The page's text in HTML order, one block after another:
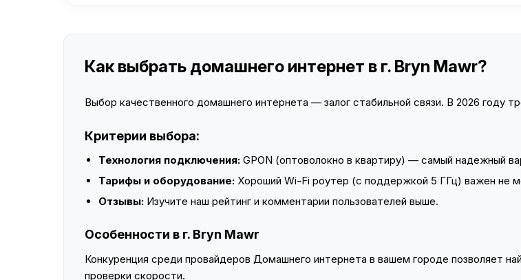
Как выбрать домашнего интернет в г. Bryn Mawr?
Выбор качественного домашнего интернета — залог стабильной связи. В 2026 году
Критерии выбора:
Технология подключения: GPON (оптоволокно в квартиру) — самый надежный
Тарифы и оборудование: Хороший Wi-Fi роутер (с поддержкой 5 ГГц) важен не
Отзывы: Изучите наш рейтинг и комментарии пользователей выше.
Особенности в г. Bryn Mawr
Конкуренция среди провайдеров Домашнего интернета в вашем городе позволяет
проверки скорости.